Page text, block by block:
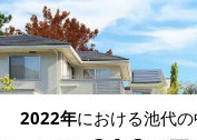
2022年における池代